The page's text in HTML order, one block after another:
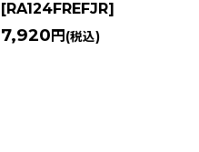
[RA124FREFJR]
7,920 円 (税込)